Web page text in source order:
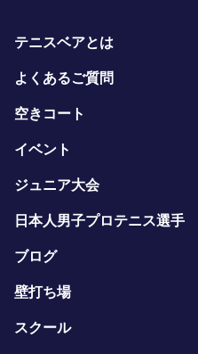
テニスベアとは
よくあるご質問
空きコート
イベント
ジュニア大会
日本人男子プロテニス選手
ブログ
壁打ち場
スクール